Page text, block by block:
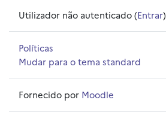
Utilizador não autenticado (Entrar)
Políticas
Mudar para o tema standard
Fornecido por Moodle